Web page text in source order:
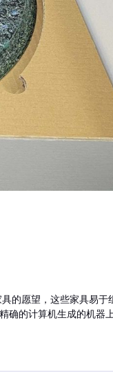
的愿望，这些家具易于
确的计算机生成的机器